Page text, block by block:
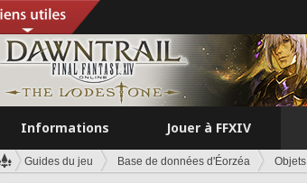
Informations Jouer à FFXIV
Guides du jeu Base de données d'Éorzéa Objets